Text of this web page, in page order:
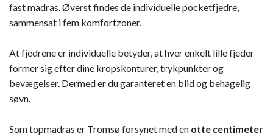
fast madras. Øverst findes de individuelle pocketfjedre,
sammensat i fem komfortzoner.
At fjedrene er individuelle betyder, at hver enkelt lille fjeder
former sig efter dine kropskonturer, trykpunkter og
bevægelser. Dermed er du garanteret en blid og behagelig
søvn.
Som topmadras er Tromsø forsynet med en otte centimeter